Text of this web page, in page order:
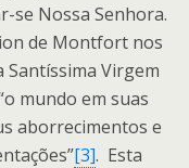
se Nossa Senhora.
de Montfort nos
Santíssima Virgem
mundo em suas
aborrecimentos e
[3]. Esta